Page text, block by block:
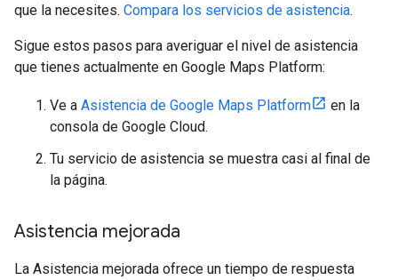
que la necesites. Compara los servicios de asistencia.
Sigue estos pasos para averiguar el nivel de asistencia
que tienes actualmente en Google Maps Platform:
Ve a Asistencia de Google Maps Platform
en la
consola de Google Cloud.
Tu servicio de asistencia se muestra casi al final de
la página.
Asistencia mejorada
La Asistencia mejorada ofrece un tiempo de respuesta